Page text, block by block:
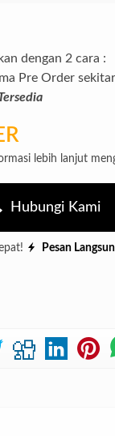
dengan 2 cara :
Pre Order
lebih lanjut
Hubungi Kami
Pesan